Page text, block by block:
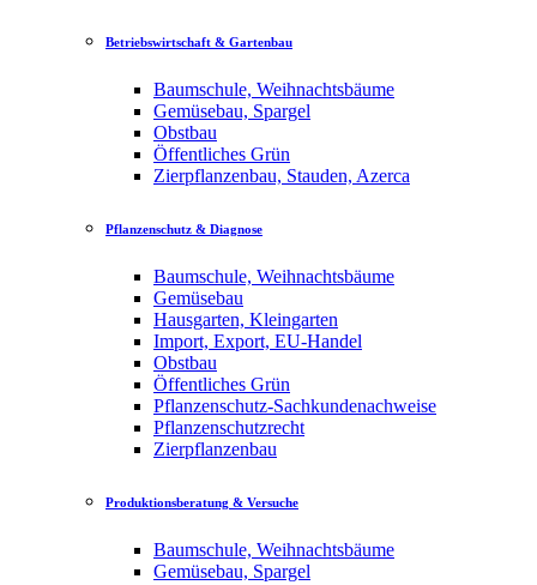
Betriebswirtschaft & Gartenbau
Baumschule, Weihnachtsbäume
Gemüsebau, Spargel
Obstbau
Öffentliches Grün
Zierpflanzenbau, Stauden, Azerca
Pflanzenschutz & Diagnose
Baumschule, Weihnachtsbäume
Gemüsebau
Hausgarten, Kleingarten
Import, Export, EU-Handel
Obstbau
Öffentliches Grün
Pflanzenschutz-Sachkundenachweise
Pflanzenschutzrecht
Zierpflanzenbau
Produktionsberatung & Versuche
Baumschule, Weihnachtsbäume
Gemüsebau, Spargel